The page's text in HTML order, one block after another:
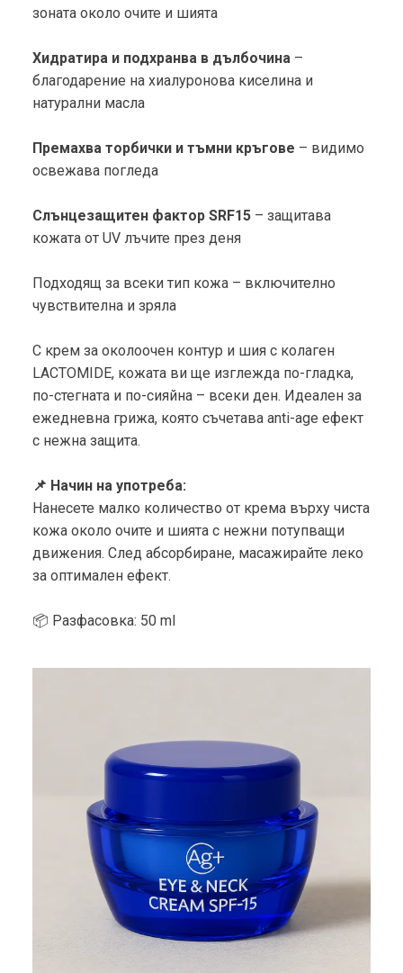
зоната около очите и шията
Хидратира и подхранва в дълбочина –
благодарение на хиалуронова киселина и
натурални масла
Премахва торбички и тъмни кръгове – видимо
освежава погледа
Слънцезащитен фактор SRF15 – защитава
кожата от UV лъчите през деня
Подходящ за всеки тип кожа – включително
чувствителна и зряла
С крем за околоочен контур и шия с колаген
LACTOMIDE, кожата ви ще изглежда по-гладка,
по-стегната и по-сияйна – всеки ден. Идеален за
ежедневна грижа, която съчетава anti-age ефект
с нежна защита.
📌 Начин на употреба:
Нанесете малко количество от крема върху чиста
кожа около очите и шията с нежни потупващи
движения. След абсорбиране, масажирайте леко
за оптимален ефект.
📦 Разфасовка: 50 ml